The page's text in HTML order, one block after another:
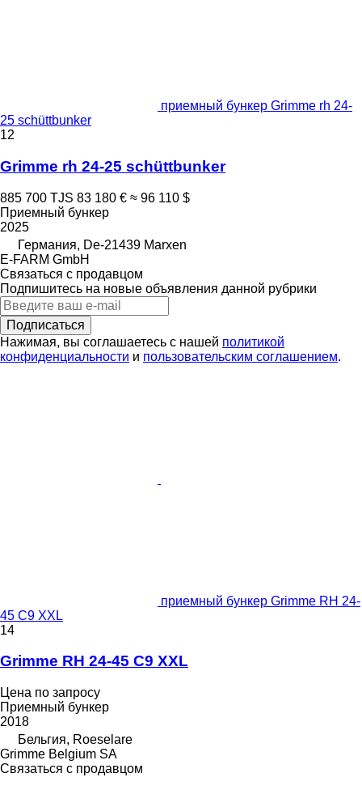
приемный бункер Grimme rh 24-
25 schüttbunker
12
Grimme rh 24-25 schüttbunker
885 700 TJS 83 180 € ≈ 96 110 $
Приемный бункер
2025
Германия, De-21439 Marxen
E-FARM GmbH
Связаться с продавцом
Подпишитесь на новые объявления данной рубрики
Подписаться
Нажимая, вы соглашаетесь с нашей политикой
конфиденциальности и пользовательским соглашением.
приемный бункер Grimme RH 24-
45 C9 XXL
14
Grimme RH 24-45 C9 XXL
Цена по запросу
Приемный бункер
2018
Бельгия, Roeselare
Grimme Belgium SA
Связаться с продавцом